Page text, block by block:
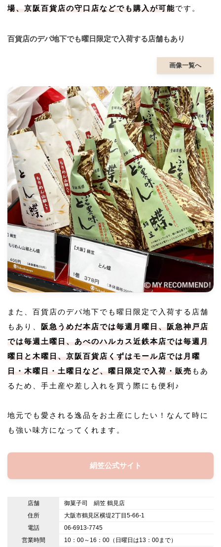
場、京阪百貨店の守口店などでも購入が可能です。
百貨店のデパ地下でも曜日限定で入荷する店舗もあり
画像一覧へ
また、百貨店のデパ地下でも曜日限定で入荷する店舗
もあり、
阪急うめだ本店では毎週月曜日、阪急神戸店
では毎週土曜日、あべのハルカス近鉄本店では毎週月
曜日と木曜日、京阪百貨店くずはモール店では月曜
日・木曜日・土曜日など、曜日限定で入荷・販売 もあ
るため、手土産や差し入れを買う際にも便利♪
地元でも愛される逸品をお土産にしたい！なんて時に
も強い味方になってくれます。
絹笠公式サイト
店舗
御菓子司 絹笠 鶴見店
住所
大阪市鶴見区横堤2丁目5-66-1
電話
06-6913-7745
営業時間
10：00～16：00（日曜日は13：00まで）